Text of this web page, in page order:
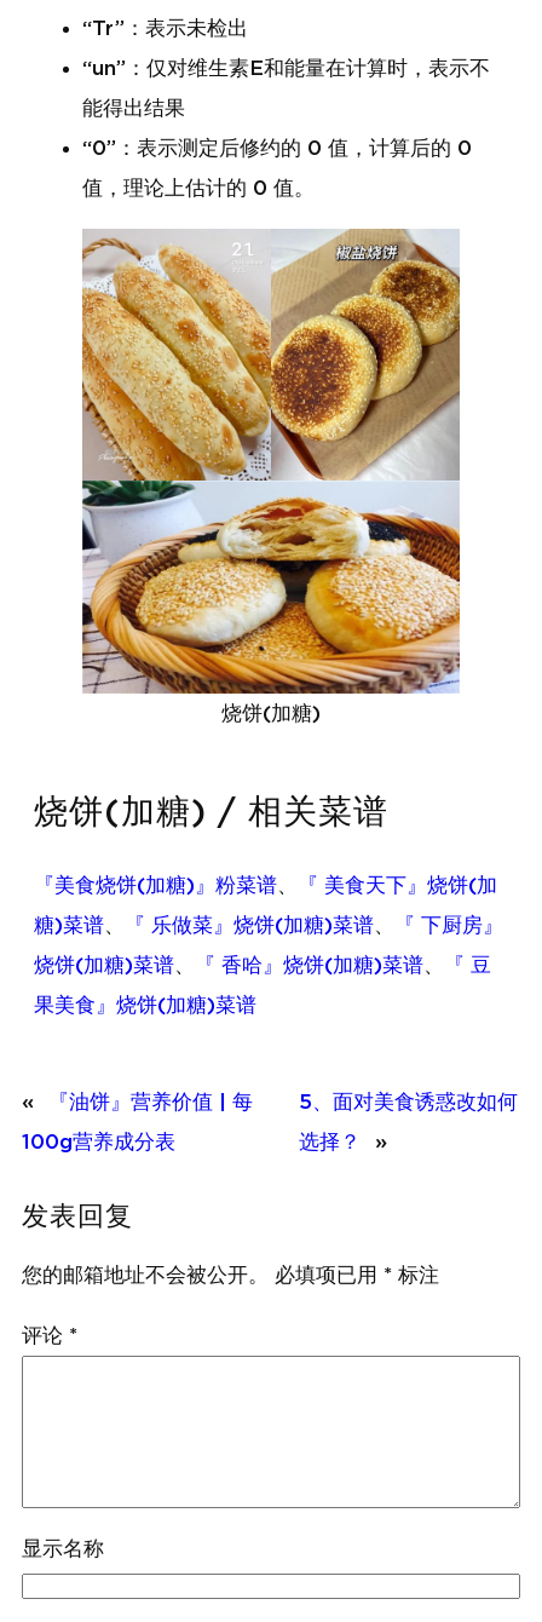
“Tr”：表示未检出
“un”：仅对维生素E和能量在计算时，表示不
能得出结果
“0”：表示测定后修约的 0 值，计算后的 0
值，理论上估计的 0 值。
烧饼(加糖)
烧饼(加糖) / 相关菜谱
『美食烧饼(加糖)』粉菜谱、
『 美食天下』烧饼(加
糖)菜谱、 『 乐做菜』烧饼(加糖)菜谱、
『 下厨房』
烧饼(加糖)菜谱、 『 香哈』烧饼(加糖)菜谱、
『 豆
果美食』烧饼(加糖)菜谱
«
『油饼』营养价值 | 每
100g营养成分表
5、面对美食诱惑改如何
选择？
»
发表回复
您的邮箱地址不会被公开。 必填项已用 * 标注
评论 *
显示名称